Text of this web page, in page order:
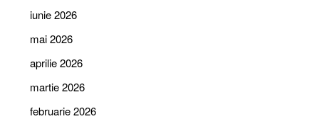
iunie 2026
mai 2026
aprilie 2026
martie 2026
februarie 2026